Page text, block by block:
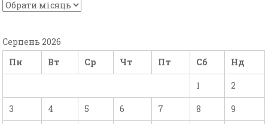
Серпень 2026
Пн
Вт Ср Чт Пт Сб Нд
1 2
3 4 5 6 7 8 9